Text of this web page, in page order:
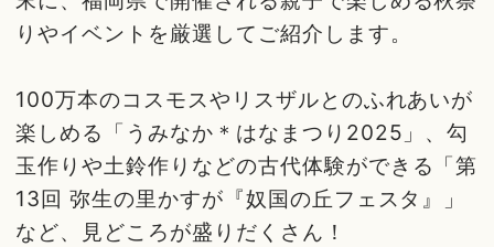
りやイベントを厳選してご紹介します。
100万本のコスモスやリスザルとのふれあいが
楽しめる「うみなか＊はなまつり2025」、勾
玉作りや土鈴作りなどの古代体験ができる「第
13回 弥生の里かすが『奴国の丘フェスタ』」
など、見どころが盛りだくさん！